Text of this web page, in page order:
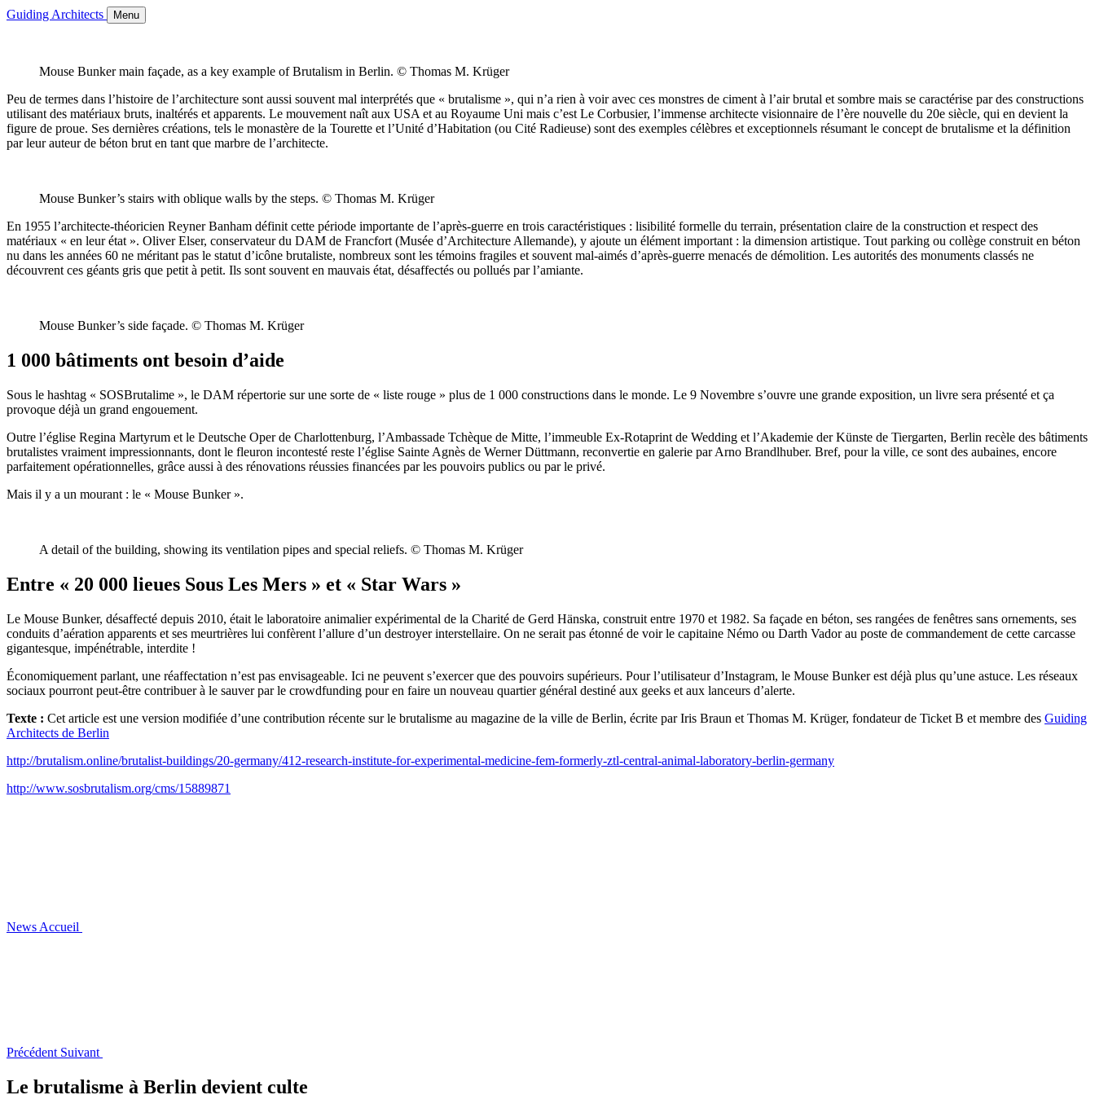
Guiding Architects Menu
Mouse Bunker main façade, as a key example of Brutalism in Berlin. © Thomas M. Krüger
Peu de termes dans l’histoire de l’architecture sont aussi souvent mal interprétés que « brutalisme », qui n’a rien à voir avec ces monstres de ciment à l’air brutal et sombre mais se caractérise par des constructions
utilisant des matériaux bruts, inaltérés et apparents. Le mouvement naît aux USA et au Royaume Uni mais c’est Le Corbusier, l’immense architecte visionnaire de l’ère nouvelle du 20e siècle, qui en devient la
figure de proue. Ses dernières créations, tels le monastère de la Tourette et l’Unité d’Habitation (ou Cité Radieuse) sont des exemples célèbres et exceptionnels résumant le concept de brutalisme et la définition
par leur auteur de béton brut en tant que marbre de l’architecte.
Mouse Bunker’s stairs with oblique walls by the steps. © Thomas M. Krüger
En 1955 l’architecte-théoricien Reyner Banham définit cette période importante de l’après-guerre en trois caractéristiques : lisibilité formelle du terrain, présentation claire de la construction et respect des
matériaux « en leur état ». Oliver Elser, conservateur du DAM de Francfort (Musée d’Architecture Allemande), y ajoute un élément important : la dimension artistique. Tout parking ou collège construit en béton
nu dans les années 60 ne méritant pas le statut d’icône brutaliste, nombreux sont les témoins fragiles et souvent mal-aimés d’après-guerre menacés de démolition. Les autorités des monuments classés ne
découvrent ces géants gris que petit à petit. Ils sont souvent en mauvais état, désaffectés ou pollués par l’amiante.
Mouse Bunker’s side façade. © Thomas M. Krüger
1 000 bâtiments ont besoin d’aide
Sous le hashtag « SOSBrutalime », le DAM répertorie sur une sorte de « liste rouge » plus de 1 000 constructions dans le monde. Le 9 Novembre s’ouvre une grande exposition, un livre sera présenté et ça
provoque déjà un grand engouement.
Outre l’église Regina Martyrum et le Deutsche Oper de Charlottenburg, l’Ambassade Tchèque de Mitte, l’immeuble Ex-Rotaprint de Wedding et l’Akademie der Künste de Tiergarten, Berlin recèle des bâtiments
brutalistes vraiment impressionnants, dont le fleuron incontesté reste l’église Sainte Agnès de Werner Düttmann, reconvertie en galerie par Arno Brandlhuber. Bref, pour la ville, ce sont des aubaines, encore
parfaitement opérationnelles, grâce aussi à des rénovations réussies financées par les pouvoirs publics ou par le privé.
Mais il y a un mourant : le « Mouse Bunker ».
A detail of the building, showing its ventilation pipes and special reliefs. © Thomas M. Krüger
Entre « 20 000 lieues Sous Les Mers » et « Star Wars »
Le Mouse Bunker, désaffecté depuis 2010, était le laboratoire animalier expérimental de la Charité de Gerd Hänska, construit entre 1970 et 1982. Sa façade en béton, ses rangées de fenêtres sans ornements, ses
conduits d’aération apparents et ses meurtrières lui confèrent l’allure d’un destroyer interstellaire. On ne serait pas étonné de voir le capitaine Némo ou Darth Vador au poste de commandement de cette carcasse
gigantesque, impénétrable, interdite !
Économiquement parlant, une réaffectation n’est pas envisageable. Ici ne peuvent s’exercer que des pouvoirs supérieurs. Pour l’utilisateur d’Instagram, le Mouse Bunker est déjà plus qu’une astuce. Les réseaux
sociaux pourront peut-être contribuer à le sauver par le crowdfunding pour en faire un nouveau quartier général destiné aux geeks et aux lanceurs d’alerte.
Texte : Cet article est une version modifiée d’une contribution récente sur le brutalisme au magazine de la ville de Berlin, écrite par Iris Braun et Thomas M. Krüger, fondateur de Ticket B et membre des Guiding
Architects de Berlin
http://brutalism.online/brutalist-buildings/20-germany/412-research-institute-for-experimental-medicine-fem-formerly-ztl-central-animal-laboratory-berlin-germany
http://www.sosbrutalism.org/cms/15889871
News Accueil
Précédent Suivant
Le brutalisme à Berlin devient culte